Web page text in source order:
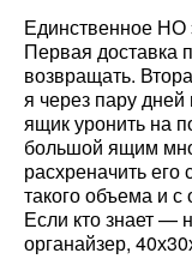
Единственное НО
Первая доставка
возвращать.
я через пару
ящик уронить на
большой ящим
расхреначить
такого объема и
Если кто знает —
органайзер,